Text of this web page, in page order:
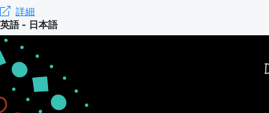
詳細
英語 - 日本語